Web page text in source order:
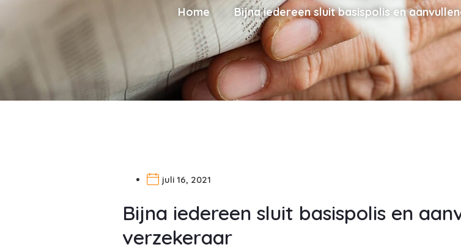
Home Bijna iedereen sluit basispolis en
juli 16, 2021
Bijna iedereen sluit basispolis en
verzekeraar